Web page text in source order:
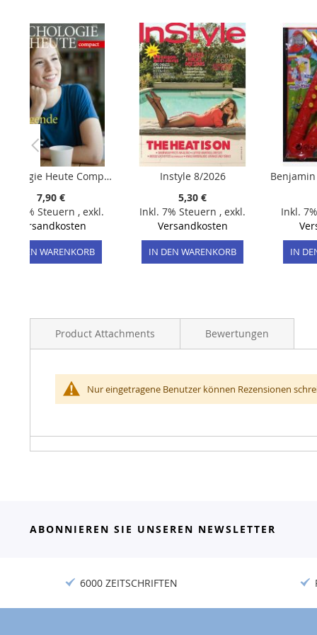
springen
Psychologie Heute Compact 45/2016 "Das gelingende Leben"
7,90 €
7% Steuern , exkl.
Versandkosten
IN DEN WARENKORB
Instyle 8/2026
5,30 €
Inkl. 7% Steuern , exkl.
Versandkosten
IN DEN WARENKORB
Inkl.
IN
Product Attachments
File(s)
Bewertungen
Nur eingetragene Benutzer können Rezensionen
ABONNIEREN SIE UNSEREN NEWSLETTER
6000 ZEITSCHRIFTEN